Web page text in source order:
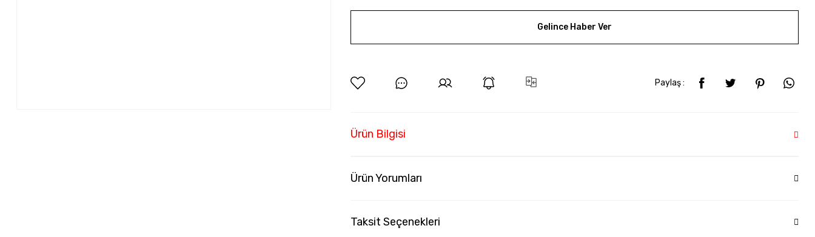
Gelince Haber Ver
Paylaş :
Ürün Bilgisi
Ürün Yorumları
Taksit Seçenekleri